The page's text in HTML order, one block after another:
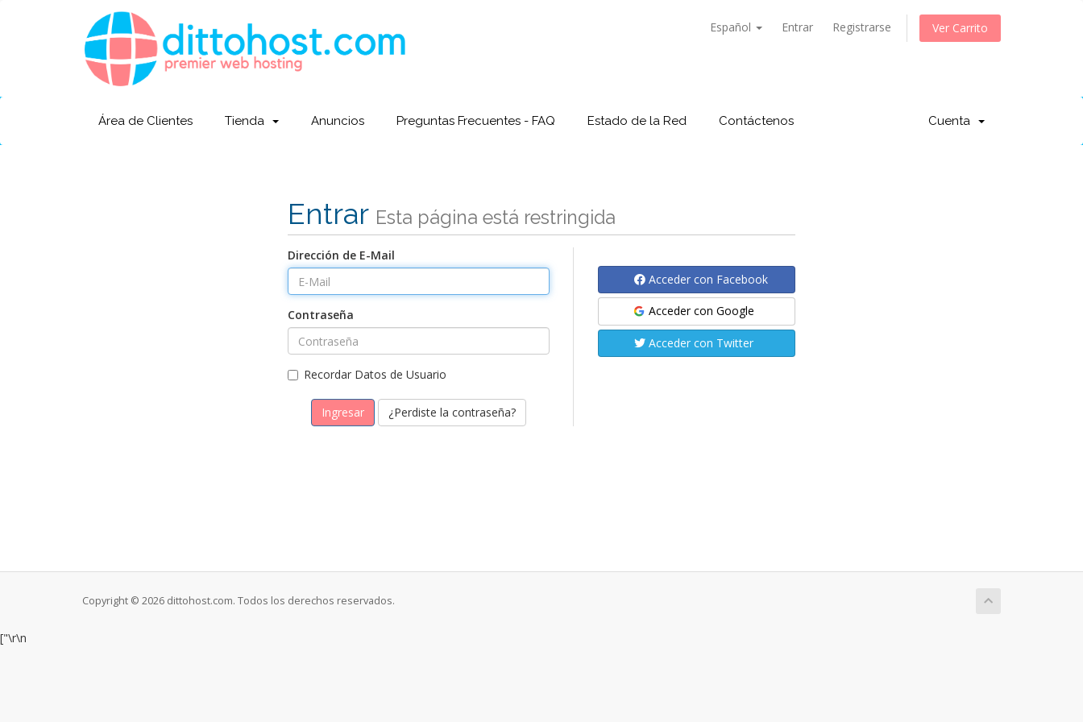
Español Entrar Registrarse Ver Carrito
Área de Clientes Tienda Anuncios Preguntas Frecuentes - FAQ Estado de la Red Contáctenos Cuenta
Entrar Esta página está restringida
Dirección de E-Mail
Contraseña
Recordar Datos de Usuario
¿Perdiste la contraseña?
Acceder con Facebook
Acceder con Google
Acceder con Twitter
Copyright © 2026 dittohost.com. Todos los derechos reservados.
["\r\n